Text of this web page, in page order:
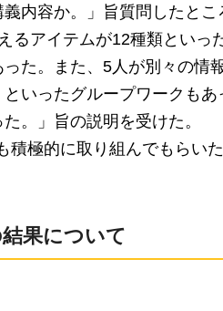
内容か。」旨質問したと
るアイテムが12種類といっ
た。また、5人が別々の情
いったグループワークもあ
。」旨の説明を受けた。
極的に取り組んでもらい
果について